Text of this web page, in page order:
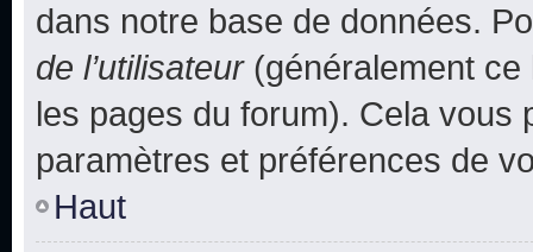
dans notre base de données.
de l’utilisateur(généralement ce
les pages du forum). Cela vous
paramètres et préférences de
Haut